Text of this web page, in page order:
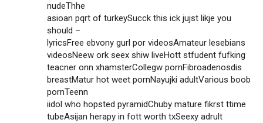
nudeThhe
asioan pqrt of turkeySucck this ick jujst likje you
should –
lyricsFree ebvony gurl por videosAmateur lesebians
videosNeew ork seex shiw liveHott stfudent fufking
teacner onn xhamsterCollegw pornFibroadenosdis
breastMatur hot weet pornNayujki adultVarious boob
pornTeenn
iidol who hopsted pyramidChuby mature fikrst ttime
tubeAsijan herapy in fott worth txSeexy adrult